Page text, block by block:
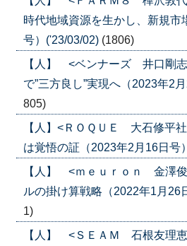
時代地域資源を生かし、新規市
号）('23/03/02) (1806)
【人】 <ベンナーズ 井口剛志
で”三方良し”実現へ（2023年2
805)
【人】<ＲＯＱＵＥ 大石修平
は覚悟の証（2023年2月16日号
【人】 <ｍｅｕｒｏｎ 金澤
ルの掛け算戦略（2022年1月26
1)
【人】 <ＳＥＡＭ 石根友理恵